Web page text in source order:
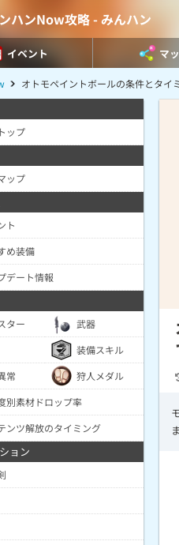
ハンNow攻略 - みんハン
イベント マ
オトモペイントボールの条件とタイ
ップ
ップ
ト
め装備
デート情報
ター
武器
装備スキル
常
狩人メダル
別素材ドロップ率
ンツ解放のタイミング
ョン